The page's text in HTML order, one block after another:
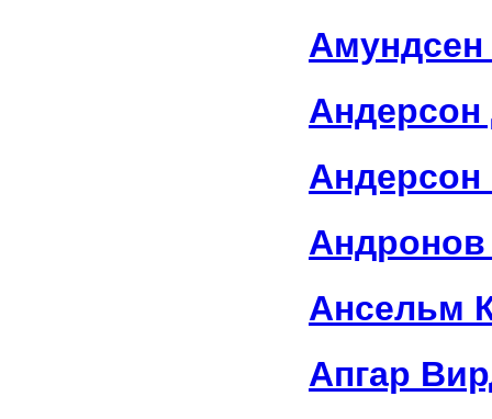
Амундсен
Андронов
Ансельм
Апгар